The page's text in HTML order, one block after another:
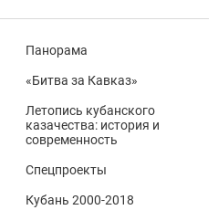
Панорама
«Битва за Кавказ»
Летопись кубанского
казачества: история и
современность
Спецпроекты
Кубань 2000-2018